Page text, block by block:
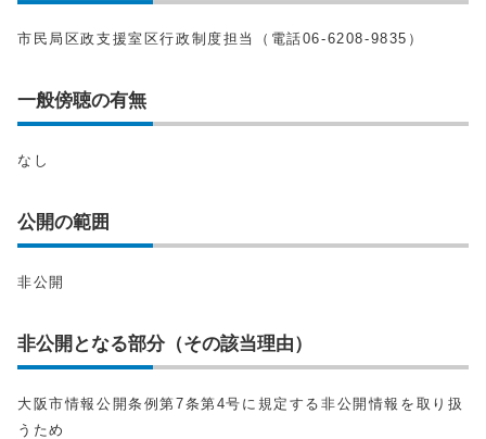
市民局区政支援室区行政制度担当（電話06-6208-9835）
一般傍聴の有無
なし
公開の範囲
非公開
非公開となる部分（その該当理由）
大阪市情報公開条例第7条第4号に規定する非公開情報を取り扱
うため